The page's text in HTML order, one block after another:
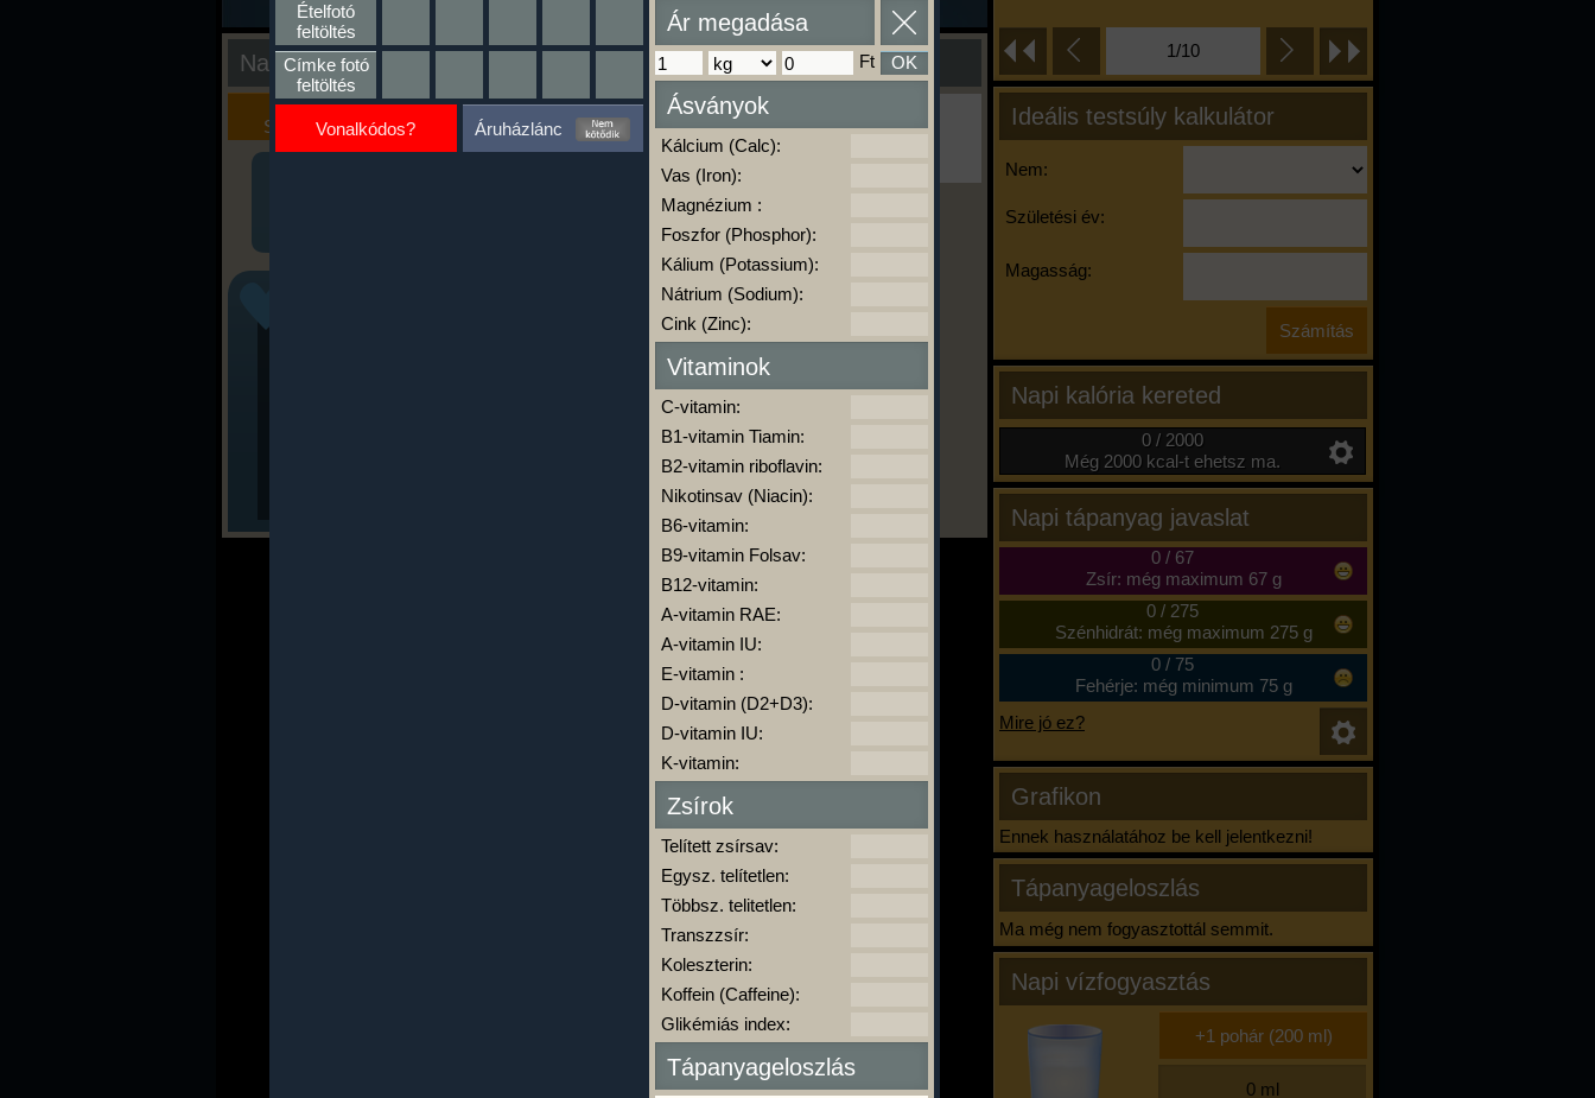
1/10
Ideális testsúly kalkulátor
Nem:
Születési év:
Magasság:
Napi kalória kereted
0 / 2000
Még 2000 kcal-t ehetsz ma.
Napi tápanyag javaslat
0/ 67
Zsír: még maximum 67 g
0/ 275
Szénhidrát: még maximum 275 g
0/ 75
Fehérje: még minimum 75 g
Mire jó ez?
Grafikon
Ennek használatához be kell jelentkezni!
Tápanyageloszlás
Ma még nem fogyasztottál semmit.
Napi vízfogyasztás
Nap kiértékelése
Kalória
Szimulátor
Szöveges
Értékelés
Ha ma már nem eszel/sportolsz többet,
kattints a kiértékelésre!
A Kalória Szimulátor Prémium funkció.
-
Ételfotó
feltöltés
Címke fotó
feltöltés
Vonalkódos? Áruházlánc
Ár megadása
Ft OK
Ásványok
Kálcium (Calc):
Vas (Iron):
Magnézium :
Foszfor (Phosphor):
Kálium (Potassium):
Nátrium (Sodium):
Cink (Zinc):
Vitaminok
C-vitamin:
B1-vitamin Tiamin:
B2-vitamin riboflavin:
Nikotinsav (Niacin):
B6-vitamin:
B9-vitamin Folsav:
B12-vitamin:
A-vitamin RAE:
A-vitamin IU:
E-vitamin :
D-vitamin (D2+D3):
D-vitamin IU:
K-vitamin:
Zsírok
Telített zsírsav:
Egysz. telítetlen:
Többsz. telitetlen:
Transzzsír:
Koleszterin:
Koffein (Caffeine):
Glikémiás index:
Tápanyageloszlás